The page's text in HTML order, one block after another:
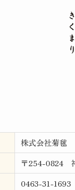
株式会社菊毬
〒254-0824
0463-31-1693